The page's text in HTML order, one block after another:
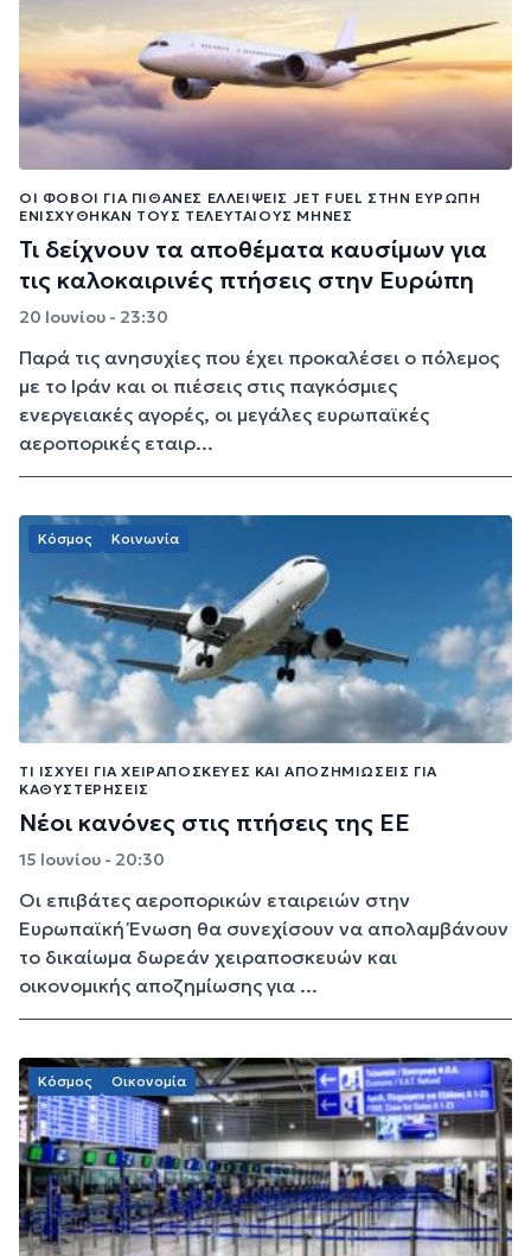
ΟΙ ΦΌΒΟΙ ΓΙΑ ΠΙΘΑΝΈΣ ΕΛΛΕΊΨΕΙΣ JET FUEL ΣΤΗΝ ΕΥΡΏΠΗ
ΕΝΙΣΧΎΘΗΚΑΝ ΤΟΥΣ ΤΕΛΕΥΤΑΊΟΥΣ ΜΉΝΕΣ
Τι δείχνουν τα αποθέματα καυσίμων για
τις καλοκαιρινές πτήσεις στην Ευρώπη
20 Ιουνίου - 23:30
Παρά τις ανησυχίες που έχει προκαλέσει ο πόλεμος
με το Ιράν και οι πιέσεις στις παγκόσμιες
ενεργειακές αγορές, οι μεγάλες ευρωπαϊκές
αεροπορικές εταιρ...
Κόσμος Κοινωνία
ΤΙ ΙΣΧΎΕΙ ΓΙΑ ΧΕΙΡΑΠΟΣΚΕΥΈΣ ΚΑΙ ΑΠΟΖΗΜΙΏΣΕΙΣ ΓΙΑ
ΚΑΘΥΣΤΕΡΉΣΕΙΣ
Νέοι κανόνες στις πτήσεις της ΕΕ
15 Ιουνίου - 20:30
Οι επιβάτες αεροπορικών εταιρειών στην
Ευρωπαϊκή Ένωση θα συνεχίσουν να απολαμβάνουν
το δικαίωμα δωρεάν χειραποσκευών και
οικονομικής αποζημίωσης για ...
Κόσμος Οικονομία